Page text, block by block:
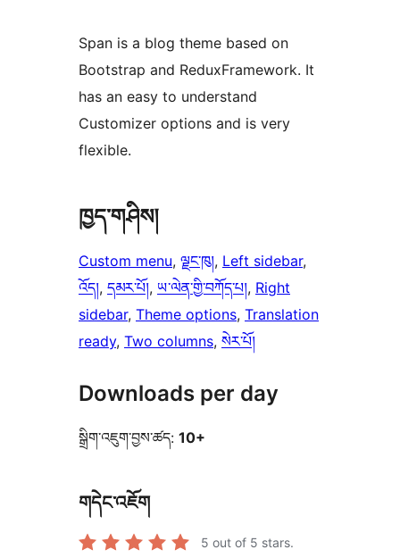
Span is a blog theme based on
Bootstrap and ReduxFramework. It
has an easy to understand
Customizer options and is very
flexible.
ཁྱད་གཤིས།
Custom menu, ལྗང་ཁུ།, Left sidebar
འོད།, དམར་པོ།, ཡ་ལེན་གྱི་བཀོད་པ།, Right
sidebar, Theme options, Translation
ready, Two columns, སེར་པོ།
Downloads per day
སྒྲིག་འཇུག་བྱས་ཚད: 10+
གདེང་འཇོག
5 out of 5 stars.